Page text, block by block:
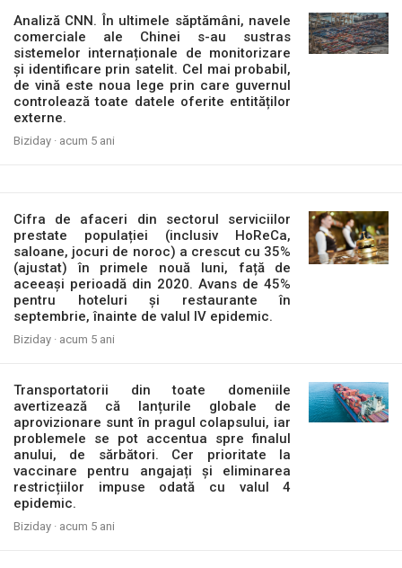
Analiză CNN. În ultimele săptămâni, navele
comerciale ale Chinei s-au sustras
sistemelor internaționale de monitorizare
și identificare prin satelit. Cel mai probabil,
de vină este noua lege prin care guvernul
controlează toate datele oferite entităților
externe.
Biziday · acum 5 ani
Cifra de afaceri din sectorul serviciilor
prestate populației (inclusiv HoReCa,
saloane, jocuri de noroc) a crescut cu 35%
(ajustat) în primele nouă luni, față de
aceeași perioadă din 2020. Avans de 45%
pentru hoteluri și restaurante în
septembrie, înainte de valul IV epidemic.
Biziday · acum 5 ani
Transportatorii din toate domeniile
avertizează că lanțurile globale de
aprovizionare sunt în pragul colapsului, iar
problemele se pot accentua spre finalul
anului, de sărbători. Cer prioritate la
vaccinare pentru angajați și eliminarea
restricțiilor impuse odată cu valul 4
epidemic.
Biziday · acum 5 ani